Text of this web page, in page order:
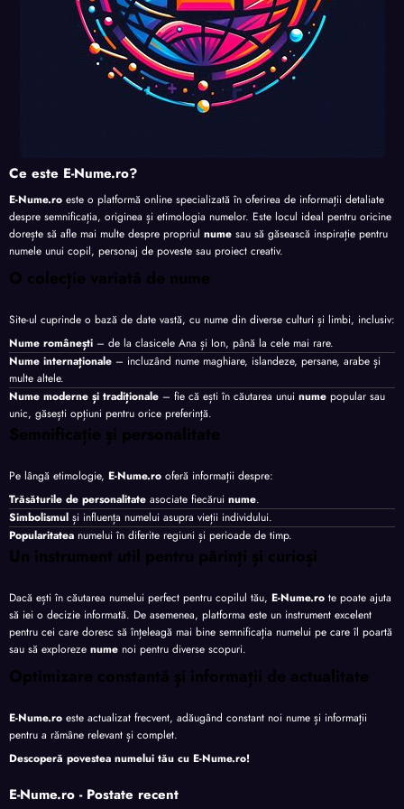
Ce este E-Nume.ro?
E-Nume.ro este o platformă online specializată în oferirea de informații detaliate
despre semnificația, originea și etimologia numelor. Este locul ideal pentru oricine
dorește să afle mai multe despre propriul nume sau să găsească inspirație pentru
numele unui copil, personaj de poveste sau proiect creativ.
O colecție variată de nume
Site-ul cuprinde o bază de date vastă, cu nume din diverse culturi și limbi, inclusiv:
Nume românești – de la clasicele Ana și Ion, până la cele mai rare.
Nume internaționale – incluzând nume maghiare, islandeze, persane, arabe și
multe altele.
Nume moderne și tradiționale – fie că ești în căutarea unui nume popular sau
unic, găsești opțiuni pentru orice preferință.
Semnificație și personalitate
Pe lângă etimologie, E-Nume.ro oferă informații despre:
Trăsăturile de personalitate asociate fiecărui nume.
Simbolismul și influența numelui asupra vieții individului.
Popularitatea numelui în diferite regiuni și perioade de timp.
Un instrument util pentru părinți și curioși
Dacă ești în căutarea numelui perfect pentru copilul tău, E-Nume.ro te poate ajuta
să iei o decizie informată. De asemenea, platforma este un instrument excelent
pentru cei care doresc să înțeleagă mai bine semnificația numelui pe care îl poartă
sau să exploreze nume noi pentru diverse scopuri.
Optimizare constantă și informații de actualitate
E-Nume.ro este actualizat frecvent, adăugând constant noi nume și informații
pentru a rămâne relevant și complet.
Descoperă povestea numelui tău cu E-Nume.ro!
E-Nume.ro - Postate recent